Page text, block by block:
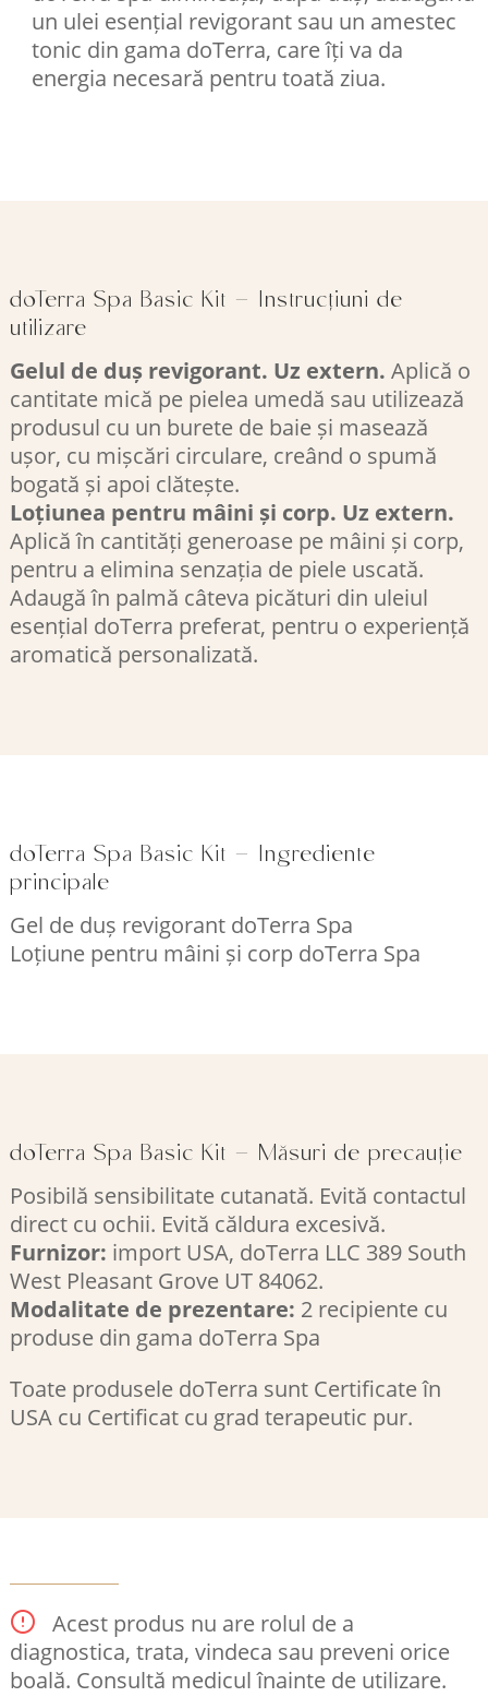
un ulei esențial revigorant sau un amestec
tonic din gama doTerra, care îți va da
energia necesară pentru toată ziua.
doTerra Spa Basic Kit – Instrucțiuni de
utilizare
Gelul de duș revigorant. Uz extern. Aplică o
cantitate mică pe pielea umedă sau utilizează
produsul cu un burete de baie și masează
ușor, cu mișcări circulare, creând o spumă
bogată și apoi clătește.
Loțiunea pentru mâini și corp. Uz extern.
Aplică în cantități generoase pe mâini și corp,
pentru a elimina senzația de piele uscată.
Adaugă în palmă câteva picături din uleiul
esențial doTerra preferat, pentru o experiență
aromatică personalizată.
doTerra Spa Basic Kit – Ingrediente
principale
Gel de duș revigorant doTerra Spa
Loțiune pentru mâini și corp doTerra Spa
doTerra Spa Basic Kit – Măsuri de precauție
Posibilă sensibilitate cutanată. Evită contactul
direct cu ochii. Evită căldura excesivă.
Furnizor: import USA, doTerra LLC 389 South
West Pleasant Grove UT 84062.
Modalitate de prezentare: 2 recipiente cu
produse din gama doTerra Spa
Toate produsele doTerra sunt Certificate în
USA cu Certificat cu grad terapeutic pur.
Acest produs nu are rolul de a
diagnostica, trata, vindeca sau preveni orice
boală. Consultă medicul înainte de utilizare.